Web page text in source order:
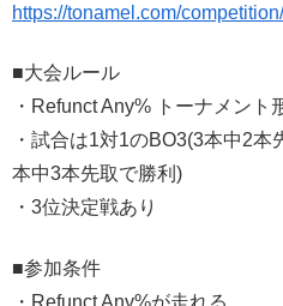
https://tonamel.com/
■大会ルール
・Refunct Any% トーナメント
・試合は1対1のBO3(3本中2
本中3本先取で勝利)
・3位決定戦あり
■参加条件
・Refunct Any%が走れる